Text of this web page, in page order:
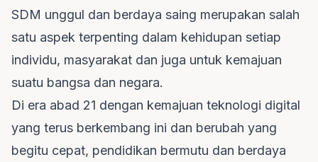
SDM unggul dan berdaya saing merupakan salah
satu aspek terpenting dalam kehidupan setiap
individu, masyarakat dan juga untuk kemajuan
suatu bangsa dan negara.
Di era abad 21 dengan kemajuan teknologi digital
yang terus berkembang ini dan berubah yang
begitu cepat, pendidikan bermutu dan berdaya